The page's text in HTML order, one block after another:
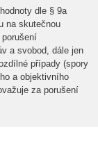
dle § 9a
na skutečnou
a svobod, dále jen
případy (spory
a objektivního
za porušení